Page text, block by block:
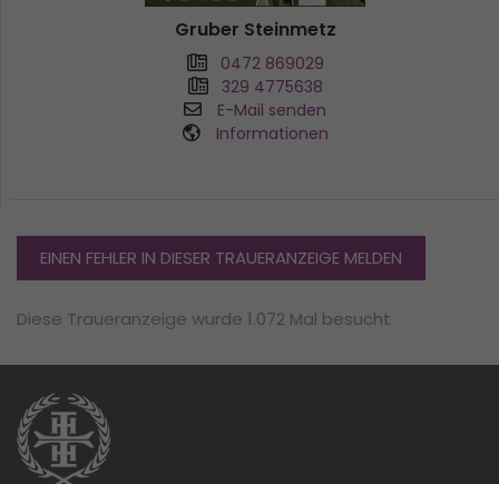
Gruber Steinmetz
0472 869029
329 4775638
E-Mail senden
Informationen
EINEN FEHLER IN DIESER TRAUERANZEIGE MELDEN
Diese Traueranzeige wurde 1.072 Mal besucht